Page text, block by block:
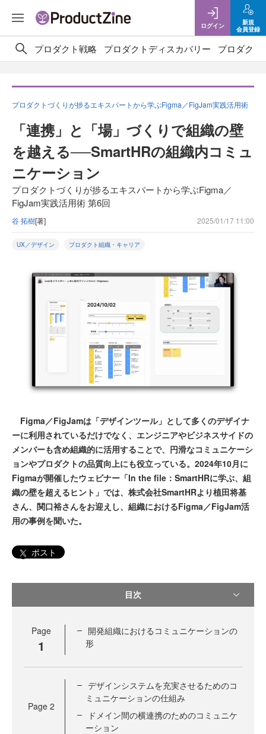
ログイン
新規
会員登録
プロダクト戦略 プロダクトディスカバリー プロダクト
プロダクトづくりが捗るエキスパートから学ぶFigma／FigJam実践活用術
「連携」と「場」づくりで組織の壁
を越える──SmartHRの組織内コミュ
ニケーション
プロダクトづくりが捗るエキスパートから学ぶFigma／
FigJam実践活用術 第6回
谷 拓樹[著] 2025/01/17 11:00
UX／デザイン プロダクト組織・キャリア
Figma／FigJamは「デザインツール」として多くのデザイナ
ーに利用されているだけでなく、エンジニアやビジネスサイドの
メンバーも含め組織的に活用することで、円滑なコミュニケーシ
ョンやプロダクトの品質向上にも役立っている。2024年10月に
Figmaが開催したウェビナー「In the file：SmartHRに学ぶ、組
織の壁を超えるヒント」では、株式会社SmartHRより植田将基
さん、関口裕さんをお迎えし、組織におけるFigma／FigJam活
用の事例を聞いた。
ポスト
目次
Page
1
開発組織におけるコミュニケーションの
形
Page 2
デザインシステムを充実させるためのコ
ミュニケーションの仕組み
ドメイン間の横連携のためのコミュニケ
ーション